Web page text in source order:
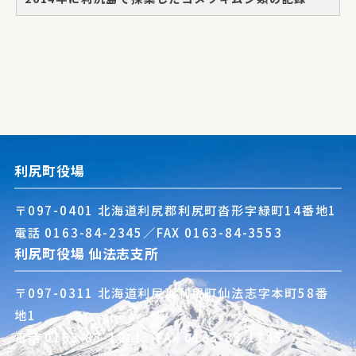
利尻町役場
〒097-0401 北海道利尻郡利尻町沓形字緑町14番地1
電話 0163-84-2345 ／FAX 0163-84-3553
利尻町役場 仙法志支所
〒097-0311 北海道利尻郡利尻町仙法志字本町58番
地1
電話0163-85-1011 ／FAX 0163-85-1745